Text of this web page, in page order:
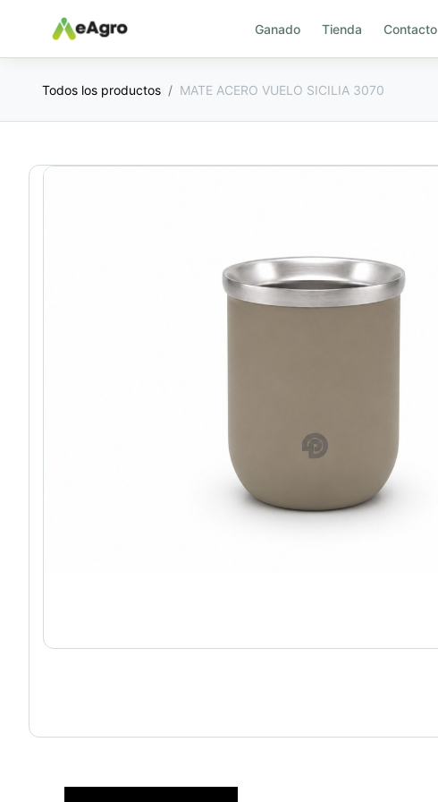
Ganado Tienda Contacto
Todos los productos MATE ACERO VUELO SICILIA 3070